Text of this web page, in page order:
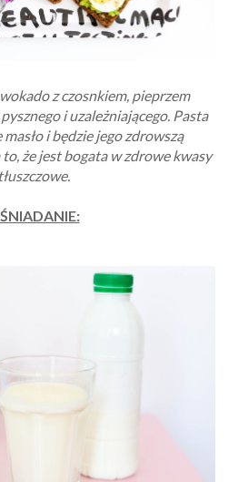
z czosnkiem, pieprzem
i uzależniającego. Pasta
i będzie jego zdrowszą
że jest bogata w zdrowe kwasy
tłuszczowe.